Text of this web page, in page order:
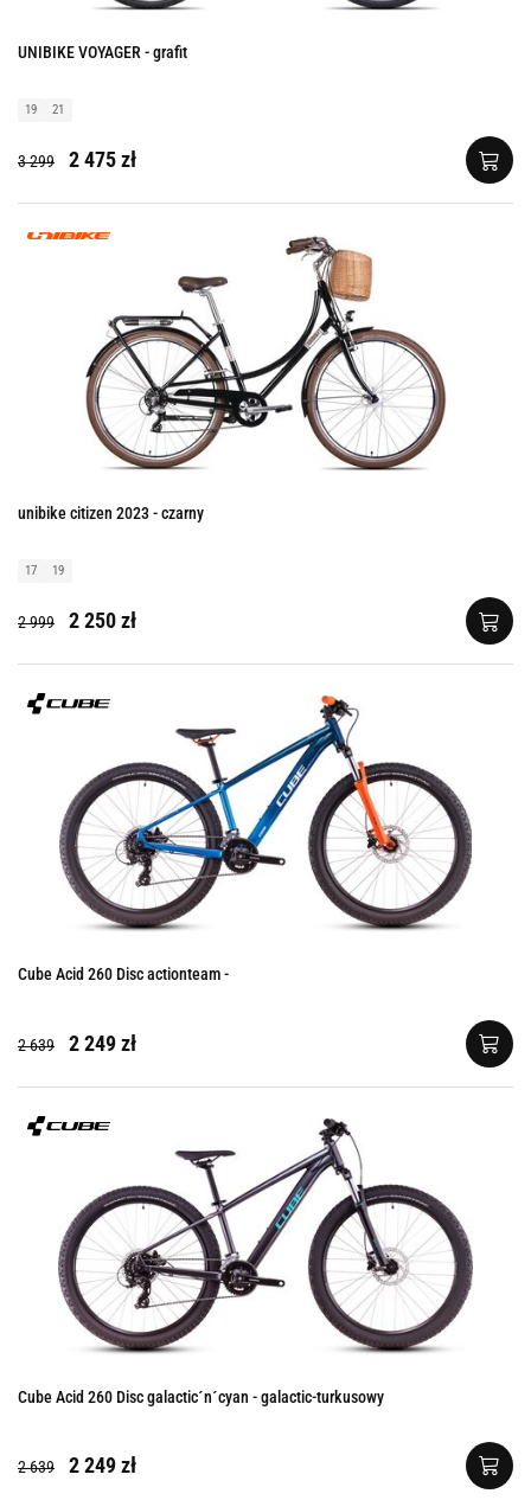
UNIBIKE VOYAGER - grafit
19 21
3 299 2 475 zł
unibike citizen 2023 - czarny
17 19
2 999 2 250 zł
Cube Acid 260 Disc actionteam -
2 639 2 249 zł
Cube Acid 260 Disc galactic´n´cyan - galactic-turkusowy
2 639 2 249 zł